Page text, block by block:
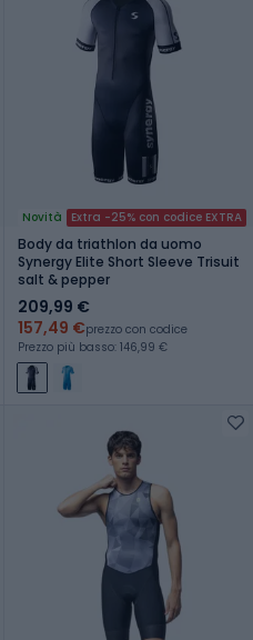
Novità Extra -25% con codice EXTRA
Body da triathlon da uomo
Synergy Elite Short Sleeve Trisuit
salt & pepper
209,99 €
157,49 €prezzo con codice
Prezzo più basso: 146,99 €